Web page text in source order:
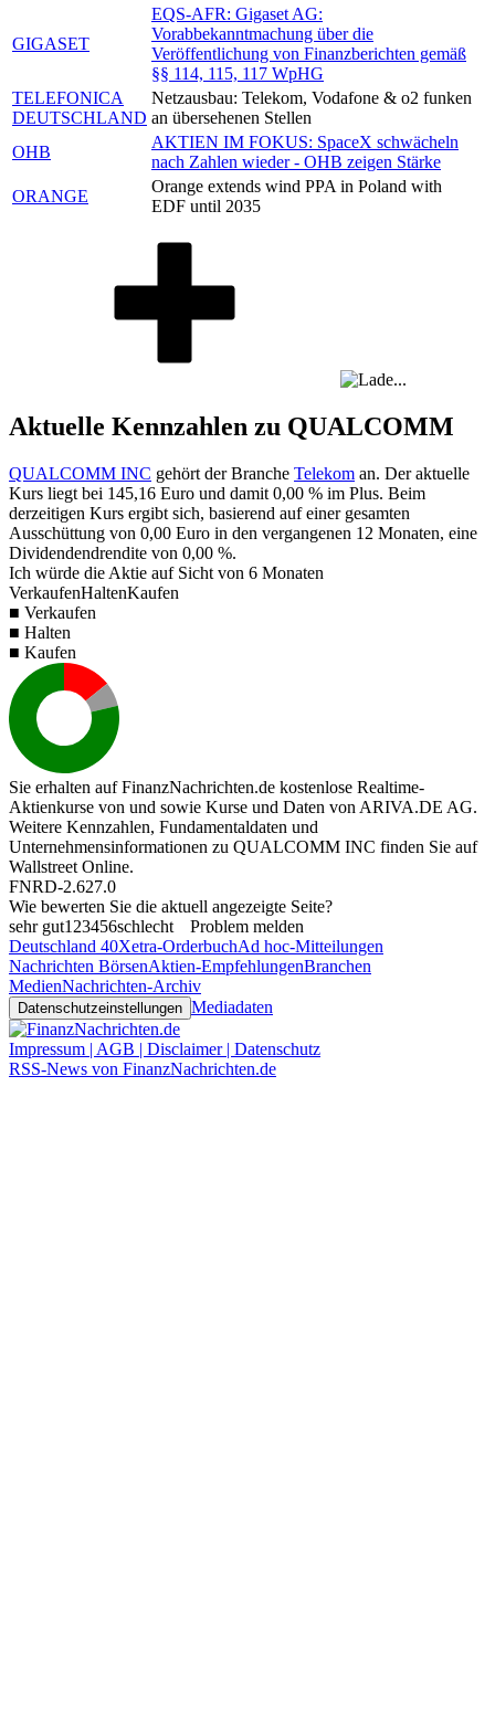
GIGASET
EQS-AFR: Gigaset AG:
Vorabbekanntmachung über die
Veröffentlichung von Finanzberichten gemäß
§§ 114, 115, 117 WpHG
TELEFONICA
DEUTSCHLAND
Netzausbau: Telekom, Vodafone & o2 funken
an übersehenen Stellen
OHB
AKTIEN IM FOKUS: SpaceX schwächeln
nach Zahlen wieder - OHB zeigen Stärke
ORANGE
Orange extends wind PPA in Poland with
EDF until 2035
Aktuelle Kennzahlen zu QUALCOMM
QUALCOMM INC gehört der Branche Telekom an. Der aktuelle
Kurs liegt bei 145,16 Euro und damit 0,00 % im Plus. Beim
derzeitigen Kurs ergibt sich, basierend auf einer gesamten
Ausschüttung von 0,00 Euro in den vergangenen 12 Monaten, eine
Dividendendrendite von 0,00 %.
Ich würde die Aktie auf Sicht von 6 Monaten
VerkaufenHaltenKaufen
■ Verkaufen
■ Halten
■ Kaufen
Sie erhalten auf FinanzNachrichten.de kostenlose Realtime-
Aktienkurse von und sowie Kurse und Daten von ARIVA.DE AG.
Weitere Kennzahlen, Fundamentaldaten und
Unternehmensinformationen zu QUALCOMM INC finden Sie auf
Wallstreet Online.
FNRD-2.627.0
Wie bewerten Sie die aktuell angezeigte Seite?
sehr gut1 23456schlecht
Problem melden
Deutschland 40Xetra-OrderbuchAd hoc-Mitteilungen
Nachrichten BörsenAktien-EmpfehlungenBranchen
MedienNachrichten-Archiv
Datenschutzeinstellungen Mediadaten
Impressum | AGB | Disclaimer | Datenschutz
RSS-News von FinanzNachrichten.de